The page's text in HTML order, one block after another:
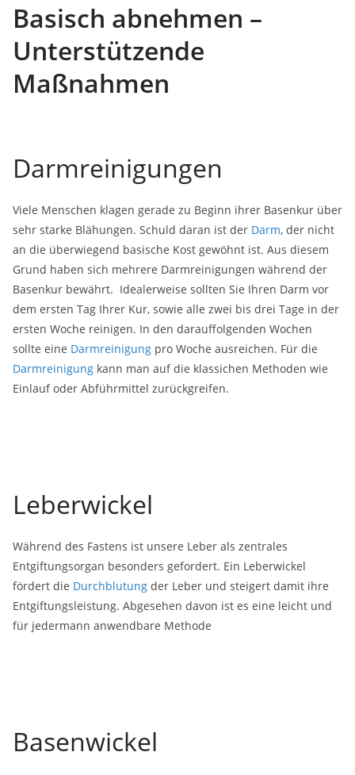
Basisch abnehmen –
Unterstützende
Maßnahmen
Darmreinigungen
Viele Menschen klagen gerade zu Beginn ihrer Basenkur über
sehr starke Blähungen. Schuld daran ist der Darm, der nicht
an die überwiegend basische Kost gewöhnt ist. Aus diesem
Grund haben sich mehrere Darmreinigungen während der
Basenkur bewährt. Idealerweise sollten Sie Ihren Darm vor
dem ersten Tag Ihrer Kur, sowie alle zwei bis drei Tage in der
ersten Woche reinigen. In den darauffolgenden Wochen
sollte eine Darmreinigung pro Woche ausreichen. Für die
Darmreinigung kann man auf die klassichen Methoden wie
Einlauf oder Abführmittel zurückgreifen.
Leberwickel
Während des Fastens ist unsere Leber als zentrales
Entgiftungsorgan besonders gefordert. Ein Leberwickel
fördert die Durchblutung der Leber und steigert damit ihre
Entgiftungsleistung. Abgesehen davon ist es eine leicht und
für jedermann anwendbare Methode
Basenwickel